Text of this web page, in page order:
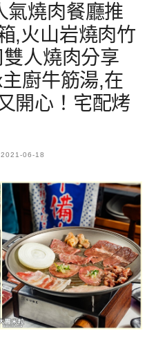
氣燒肉餐廳推
,火山岩燒肉竹
人燒肉分享
廚牛筋湯,在
開心！宅配烤
2021-06-18